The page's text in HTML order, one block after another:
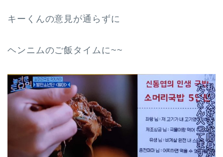
キーくんの意見が通らずに
ヘンニムのご飯タイムに~~